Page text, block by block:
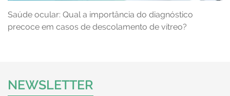
Saúde ocular: Qual a importância do diagnóstico
precoce em casos de descolamento de vítreo?
NEWSLETTER